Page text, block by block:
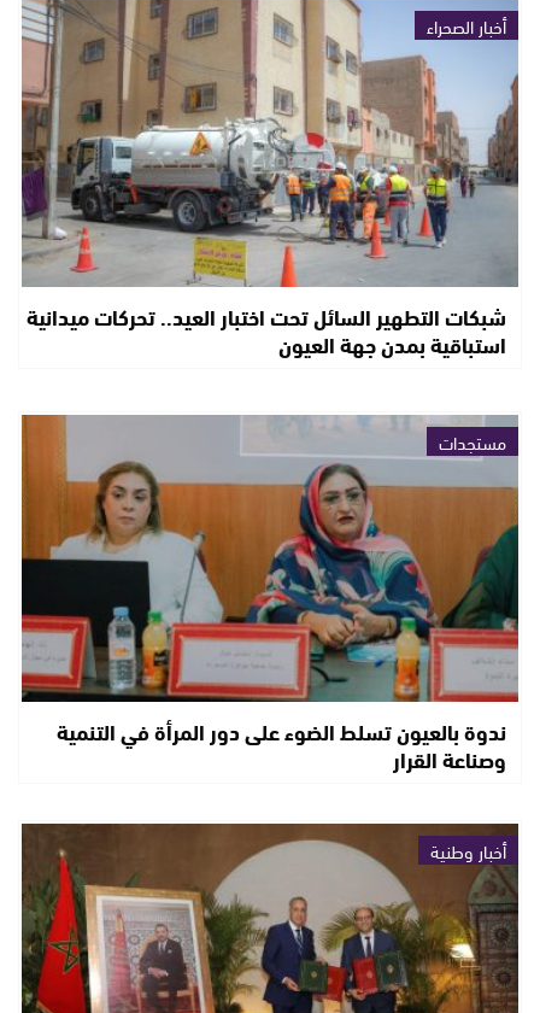
أخبار الصحراء
شبكات التطهير السائل تحت اختبار العيد.. تحركات ميدانية
استباقية بمدن جهة العيون
مستجدات
ندوة بالعيون تسلط الضوء على دور المرأة في التنمية
وصناعة القرار
أخبار وطنية